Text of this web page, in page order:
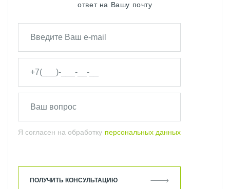
ответ на Вашу почту
Я согласен на обработку персональных данных
ПОЛУЧИТЬ КОНСУЛЬТАЦИЮ